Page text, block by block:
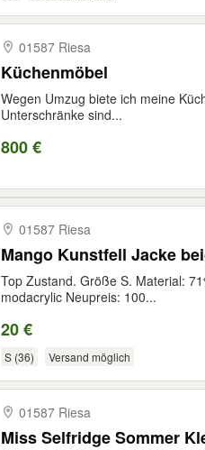
01587 Riesa
Küchenmöbel
Wegen Umzug biete ich meine
Unterschränke sind...
800 €
01587 Riesa
Mango Kunstfell Jacke
Top Zustand. Größe S. Material:
modacrylic Neupreis: 100...
20 €
S (36) Versand möglich
01587 Riesa
Miss Selfridge Sommer